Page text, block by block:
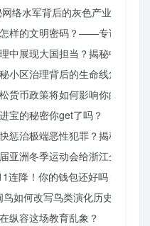
络水军背后的灰色产业链
样的文明密码？——专访南京
中展现大国担当？揭秘中国方
小区治理背后的生命线危机
货币政策将如何影响你的消费？
宝的秘密你get了吗？
惩治极端恶性犯罪？揭秘重大
亚洲冬季运动会给浙江企业带
降！你的钱包还好吗？
如何改写鸟类演化历史？
纵容这场教育乱象？